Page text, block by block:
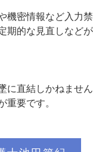
密情報など入力
期的な見直しなど
直結しかねませ
要です。